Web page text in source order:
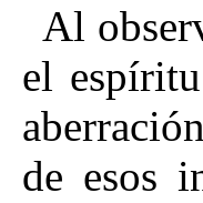
Al
el
de esos